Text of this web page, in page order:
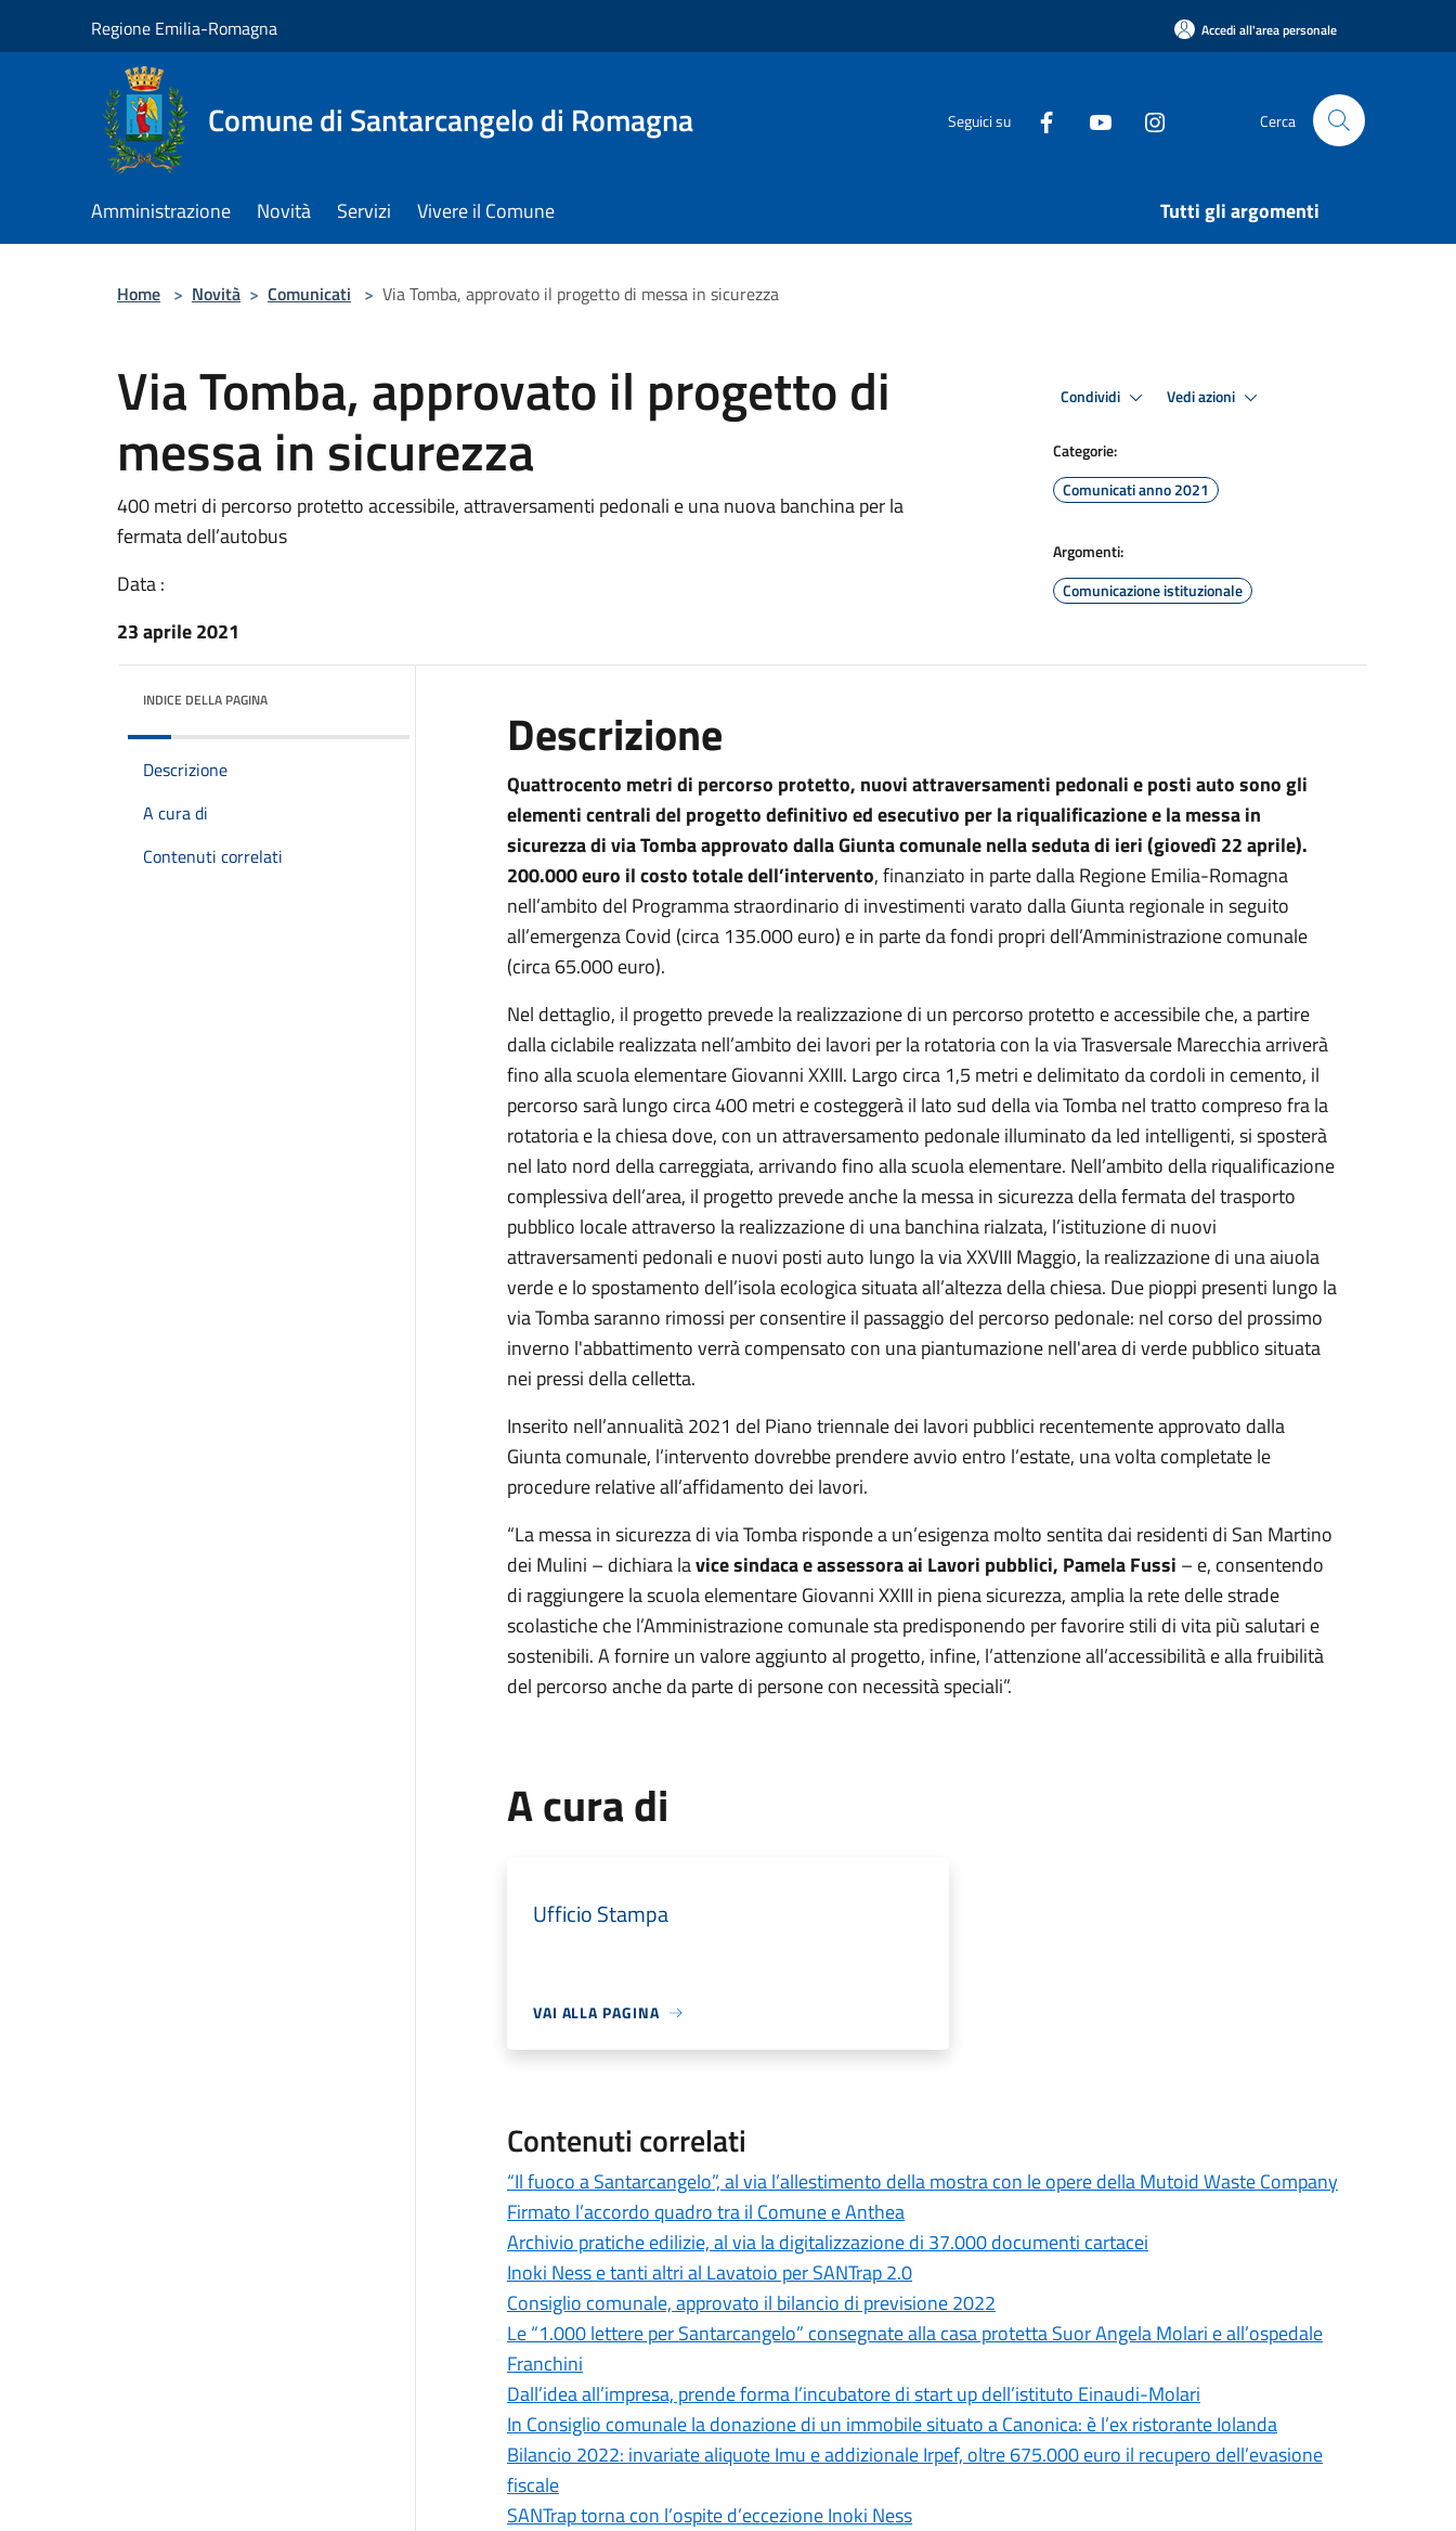
Regione Emilia-Romagna Accedi all'area personale
Comune di Santarcangelo di Romagna Seguici su Cerca
Amministrazione Novità Servizi Vivere il Comune Tutti gli argomenti
Home > Novità > Comunicati > Via Tomba, approvato il progetto di messa in sicurezza
Via Tomba, approvato il progetto di
messa in sicurezza
400 metri di percorso protetto accessibile, attraversamenti pedonali e una nuova banchina per la
fermata dell’autobus
Data :
23 aprile 2021
Condividi Vedi azioni
Categorie:
Comunicati anno 2021
Argomenti:
Comunicazione istituzionale
INDICE DELLA PAGINA
Descrizione
A cura di
Contenuti correlati
Descrizione
Quattrocento metri di percorso protetto, nuovi attraversamenti pedonali e posti auto sono gli
elementi centrali del progetto definitivo ed esecutivo per la riqualificazione e la messa in
sicurezza di via Tomba approvato dalla Giunta comunale nella seduta di ieri (giovedì 22 aprile).
200.000 euro il costo totale dell’intervento, finanziato in parte dalla Regione Emilia-Romagna
nell’ambito del Programma straordinario di investimenti varato dalla Giunta regionale in seguito
all’emergenza Covid (circa 135.000 euro) e in parte da fondi propri dell’Amministrazione comunale
(circa 65.000 euro).
Nel dettaglio, il progetto prevede la realizzazione di un percorso protetto e accessibile che, a partire
dalla ciclabile realizzata nell’ambito dei lavori per la rotatoria con la via Trasversale Marecchia arriverà
fino alla scuola elementare Giovanni XXIII. Largo circa 1,5 metri e delimitato da cordoli in cemento, il
percorso sarà lungo circa 400 metri e costeggerà il lato sud della via Tomba nel tratto compreso fra la
rotatoria e la chiesa dove, con un attraversamento pedonale illuminato da led intelligenti, si sposterà
nel lato nord della carreggiata, arrivando fino alla scuola elementare. Nell’ambito della riqualificazione
complessiva dell’area, il progetto prevede anche la messa in sicurezza della fermata del trasporto
pubblico locale attraverso la realizzazione di una banchina rialzata, l’istituzione di nuovi
attraversamenti pedonali e nuovi posti auto lungo la via XXVIII Maggio, la realizzazione di una aiuola
verde e lo spostamento dell’isola ecologica situata all’altezza della chiesa. Due pioppi presenti lungo la
via Tomba saranno rimossi per consentire il passaggio del percorso pedonale: nel corso del prossimo
inverno l'abbattimento verrà compensato con una piantumazione nell'area di verde pubblico situata
nei pressi della celletta.
Inserito nell’annualità 2021 del Piano triennale dei lavori pubblici recentemente approvato dalla
Giunta comunale, l’intervento dovrebbe prendere avvio entro l’estate, una volta completate le
procedure relative all’affidamento dei lavori.
“La messa in sicurezza di via Tomba risponde a un’esigenza molto sentita dai residenti di San Martino
dei Mulini – dichiara lavice sindaca e assessora ai Lavori pubblici, Pamela Fussi – e, consentendo
di raggiungere la scuola elementare Giovanni XXIII in piena sicurezza, amplia la rete delle strade
scolastiche che l’Amministrazione comunale sta predisponendo per favorire stili di vita più salutari e
sostenibili. A fornire un valore aggiunto al progetto, infine, l’attenzione all’accessibilità e alla fruibilità
del percorso anche da parte di persone con necessità speciali”.
A cura di
Ufficio Stampa
VAI ALLA PAGINA
Contenuti correlati
“Il fuoco a Santarcangelo”, al via l’allestimento della mostra con le opere della Mutoid Waste Company
Firmato l’accordo quadro tra il Comune e Anthea
Archivio pratiche edilizie, al via la digitalizzazione di 37.000 documenti cartacei
Inoki Ness e tanti altri al Lavatoio per SANTrap 2.0
Consiglio comunale, approvato il bilancio di previsione 2022
Le “1.000 lettere per Santarcangelo” consegnate alla casa protetta Suor Angela Molari e all’ospedale
Franchini
Dall’idea all’impresa, prende forma l’incubatore di start up dell’istituto Einaudi-Molari
In Consiglio comunale la donazione di un immobile situato a Canonica: è l’ex ristorante Iolanda
Bilancio 2022: invariate aliquote Imu e addizionale Irpef, oltre 675.000 euro il recupero dell’evasione
fiscale
SANTrap torna con l’ospite d’eccezione Inoki Ness